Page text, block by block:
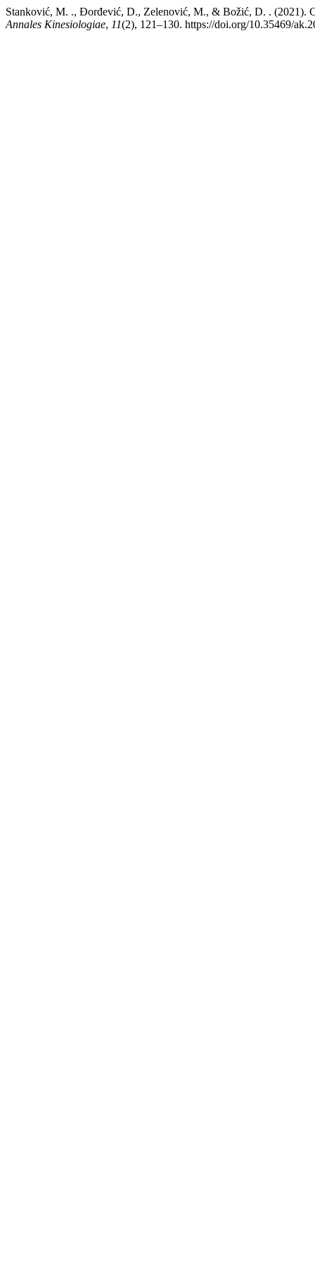
Stanković, M. ., Đorđević, D., Zelenović, M., & Božić, D. . (2021).
Annales Kinesiologiae, 11(2), 121–130. https://doi.org/10.35469/